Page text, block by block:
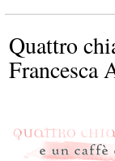
Quattro
Francesca